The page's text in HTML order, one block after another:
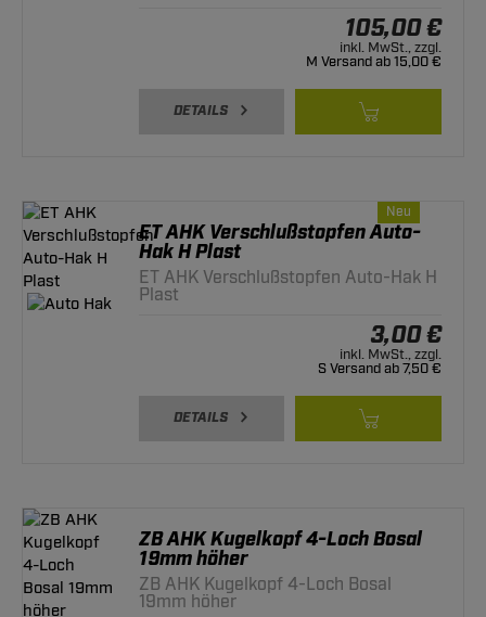
105,00 €
inkl. MwSt., zzgl.
M Versand ab 15,00 €
DETAILS
Neu
ET AHK Verschlußstopfen Auto-
Hak H Plast
ET AHK Verschlußstopfen Auto-Hak H
Plast
3,00 €
inkl. MwSt., zzgl.
S Versand ab 7,50 €
DETAILS
ZB AHK Kugelkopf 4-Loch Bosal
19mm höher
ZB AHK Kugelkopf 4-Loch Bosal
19mm höher